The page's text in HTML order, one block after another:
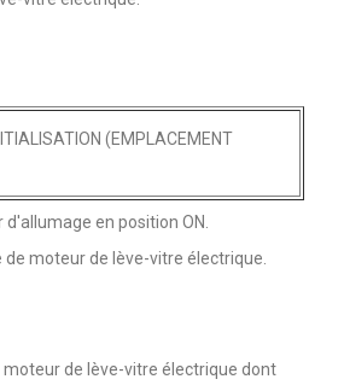
(EMPLACEMENT
en position ON.
moteur de lève-vitre électrique.
moteur de lève-vitre électrique dont